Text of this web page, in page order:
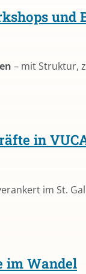
und
– mit Struktur,
in
im St.
im Wandel